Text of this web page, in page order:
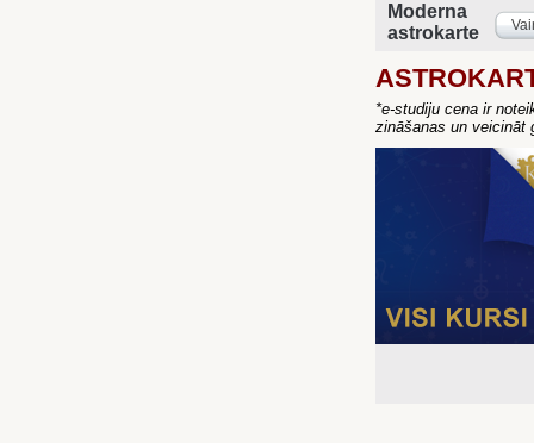
Moderna
astrokarte
*e-studiju cena ir
zināšanas un veicināt